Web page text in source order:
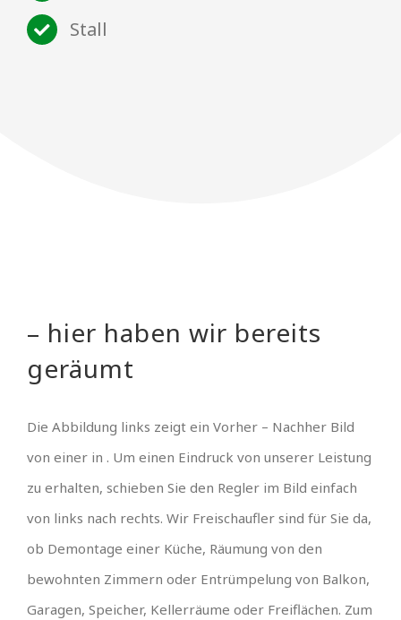
Stall
– hier haben wir bereits
geräumt
Die Abbildung links zeigt ein Vorher – Nachher Bild
von einer in . Um einen Eindruck von unserer Leistung
zu erhalten, schieben Sie den Regler im Bild einfach
von links nach rechts. Wir Freischaufler sind für Sie da,
ob Demontage einer Küche, Räumung von den
bewohnten Zimmern oder Entrümpelung von Balkon,
Garagen, Speicher, Kellerräume oder Freiflächen. Zum